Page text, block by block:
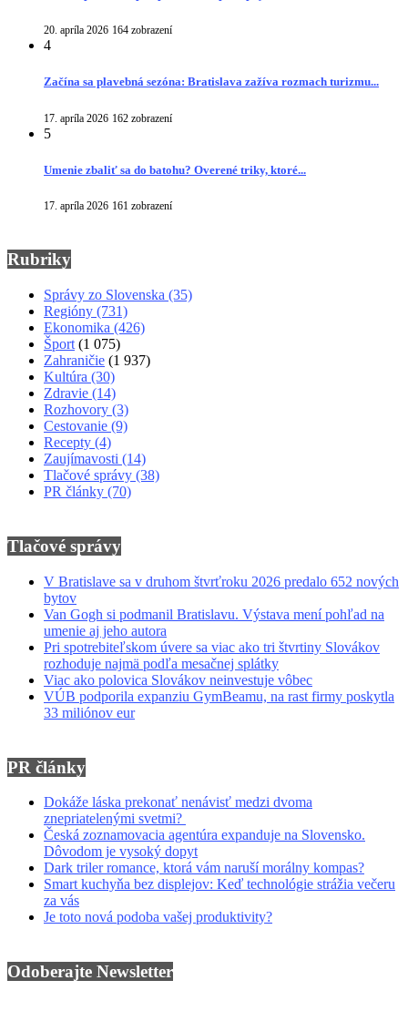
20. apríla 2026 164 zobrazení
4
Začína sa plavebná sezóna: Bratislava zažíva rozmach turizmu...
17. apríla 2026 162 zobrazení
5
Umenie zbaliť sa do batohu? Overené triky, ktoré...
17. apríla 2026 161 zobrazení
Rubriky
Správy zo Slovenska (35)
Regióny (731)
Ekonomika (426)
Šport (1 075)
Zahraničie (1 937)
Kultúra (30)
Zdravie (14)
Rozhovory (3)
Cestovanie (9)
Recepty (4)
Zaujímavosti (14)
Tlačové správy (38)
PR články (70)
Tlačové správy
V Bratislave sa v druhom štvrťroku 2026 predalo 652 nových
bytov
Van Gogh si podmanil Bratislavu. Výstava mení pohľad na
umenie aj jeho autora
Pri spotrebiteľskom úvere sa viac ako tri štvrtiny Slovákov
rozhoduje najmä podľa mesačnej splátky
Viac ako polovica Slovákov neinvestuje vôbec
VÚB podporila expanziu GymBeamu, na rast firmy poskytla
33 miliónov eur
PR články
Dokáže láska prekonať nenávisť medzi dvoma
znepriatelenými svetmi?
Česká zoznamovacia agentúra expanduje na Slovensko.
Dôvodom je vysoký dopyt
Dark triler romance, ktorá vám naruší morálny kompas?
Smart kuchyňa bez displejov: Keď technológie strážia večeru
za vás
Je toto nová podoba vašej produktivity?
Odoberajte Newsletter